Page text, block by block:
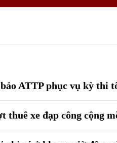
ATTP phục vụ kỳ thi
thuê xe đạp công cộng